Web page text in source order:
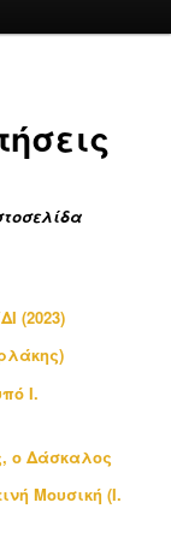
(2023)
Ι.
ο Δάσκαλος
Μουσική (Ι.